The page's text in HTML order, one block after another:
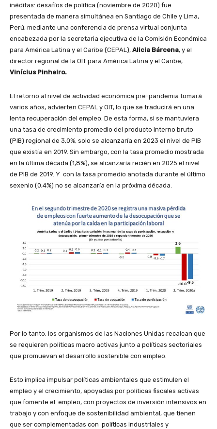
inéditas: desafíos de política (noviembre de 2020) fue
presentada de manera simultánea en Santiago de Chile y Lima,
Perú, mediante una conferencia de prensa virtual conjunta
encabezada por la secretaria ejecutiva de la Comisión Económica
para América Latina y el Caribe (CEPAL), Alicia Bárcena, y el
director regional de la OIT para América Latina y el Caribe,
Vinícius Pinheiro.
El retorno al nivel de actividad económica pre-pandemia tomará
varios años, advierten CEPAL y OIT, lo que se traducirá en una
lenta recuperación del empleo. De esta forma, si se mantuviera
una tasa de crecimiento promedio del producto interno bruto
(PIB) regional de 3,0%, solo se alcanzaría en 2023 el nivel de PIB
que existía en 2019. Sin embargo, con la tasa promedio mostrada
en la última década (1,8%), se alcanzaría recién en 2025 el nivel
de PIB de 2019. Y con la tasa promedio anotada durante el último
sexenio (0,4%) no se alcanzaría en la próxima década.
Por lo tanto, los organismos de las Naciones Unidas recalcan que
se requieren políticas macro activas junto a políticas sectoriales
que promuevan el desarrollo sostenible con empleo.
Esto implica impulsar políticas ambientales que estimulen el
empleo y el crecimiento, apoyadas por políticas fiscales activas
que fomente el empleo, con proyectos de inversión intensivos en
trabajo y con enfoque de sostenibilidad ambiental, que tienen
que ser complementadas con políticas industriales y